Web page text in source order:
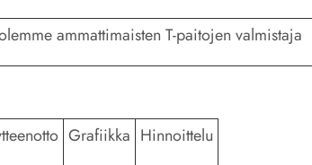
ammattimaisten T-paitojen valmistaja
Grafiikka Hinnoittelu